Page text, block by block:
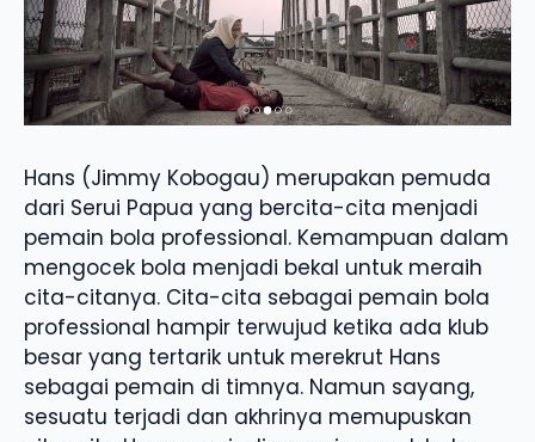
Hans (Jimmy Kobogau) merupakan pemuda
dari Serui Papua yang bercita-cita menjadi
pemain bola professional. Kemampuan dalam
mengocek bola menjadi bekal untuk meraih
cita-citanya. Cita-cita sebagai pemain bola
professional hampir terwujud ketika ada klub
besar yang tertarik untuk merekrut Hans
sebagai pemain di timnya. Namun sayang,
sesuatu terjadi dan akhrinya memupuskan